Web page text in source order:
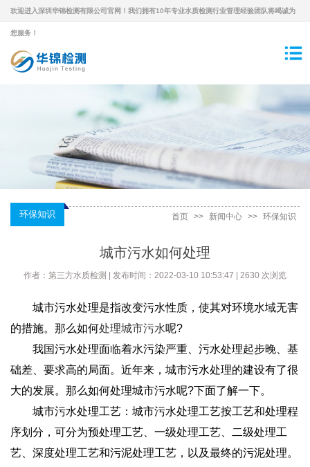
欢迎进入深圳华锦检测有限公司官网！我们拥有10年专业水质检测行业管理经验团队将竭诚为
您服务！
环保知识 首页 >> 新闻中心 >> 环保知识
城市污水如何处理
作者：第三方水质检测 | 发布时间：2022-03-10 10:53:47 | 2630 次浏览
城市污水处理是指改变污水性质，使其对环境水域无害
的措施。那么如何处理城市污水呢?
我国污水处理面临着水污染严重、污水处理起步晚、基
础差、要求高的局面。近年来，城市污水处理的建设有了很
大的发展。那么如何处理城市污水呢?下面了解一下。
城市污水处理工艺：城市污水处理工艺按工艺和处理程
序划分，可分为预处理工艺、一级处理工艺、二级处理工
艺、深度处理工艺和污泥处理工艺，以及最终的污泥处理。